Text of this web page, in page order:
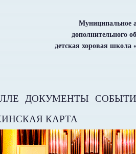
Муниципальное
дополнительного
детская хоровая школа
ДОКУМЕНТЫ
КАРТА